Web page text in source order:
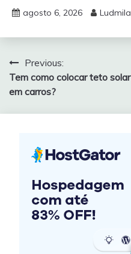
agosto 6, 2026 Ludmila
Navegação
de
Post
Previous:
Tem como colocar teto solar
em carros?